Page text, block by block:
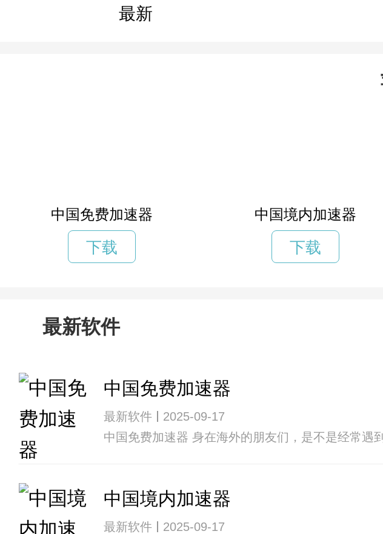
最新
中国免费加速器
下载
中国境内加速器
下载
最新软件
中国免费加速器
最新软件
2025-09-17
中国免费加速器 身在海外的朋友们，是不是经常
中国境内加速器
最新软件
2025-09-17